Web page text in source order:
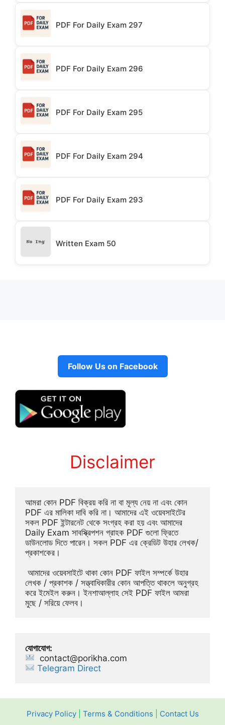
PDF For Daily Exam 297
PDF For Daily Exam 296
PDF For Daily Exam 295
PDF For Daily Exam 294
PDF For Daily Exam 293
Written Exam 50
Follow Us on Facebook
Disclaimer
আমরা কোন PDF বিক্রয় করি না বা মূল্য নেয় না এবং কোন
PDF এর মালিকা দাবি করি না। আমাদের এই ওয়েবসাইটের
সকল PDF ইন্টারনেট থেকে সংগ্রহ করা হয় এবং আমাদের
Daily Exam সাবস্ক্রিপশন গ্রাহক PDF গুলো ফ্রিতে
ডাউনলোড দিতে পারেন। সকল PDF এর ক্রেডিট উহার লেখক/
প্রকাশকের।
লেখক / প্রকাশক / সত্ত্বাধিকারীর কোন আপত্তি থাকলে অনুগ্রহ
করে ইমেইল করুন। ইনশাআল্লাহ সেই PDF ফাইল আমরা
মুছে / সরিয়ে ফেলব।
যোগাযোগ:
contact@porikha.com
Telegram Direct
Privacy Policy| Terms & Conditions Contact Us